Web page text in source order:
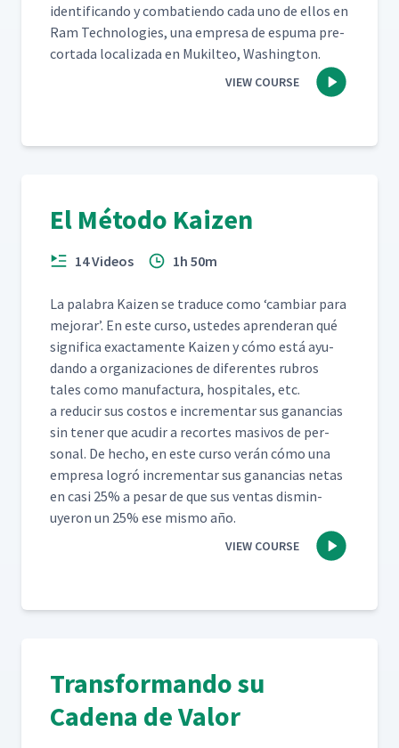
iden­ti­f­i­can­do y com­bat­ien­do cada uno de ellos en
Ram Tech­nolo­gies, una empre­sa de espuma pre-
cor­ta­da local­iza­da en Muk­il­teo, Washington.
VIEW COURSE
El Método Kaizen
14 Videos 1h 50m
La pal­abra Kaizen se tra­duce como ‘cam­biar para
mejo­rar’. En este cur­so, ust­edes apren­der­an qué
sig­nifi­ca exac­ta­mente Kaizen y cómo está ayu­
dan­do a orga­ni­za­ciones de difer­entes rubros
tales como man­u­fac­tura, hos­pi­tales, etc.
a reducir sus cos­tos e incre­men­tar sus ganan­cias
sin ten­er que acud­ir a recortes masivos de per­
son­al. De hecho, en este cur­so verán cómo una
empre­sa logró incre­men­tar sus ganan­cias netas
en casi 25% a pesar de que sus ven­tas dis­min­
uyeron un 25% ese mis­mo año.
VIEW COURSE
Transformando su
Cadena de Valor